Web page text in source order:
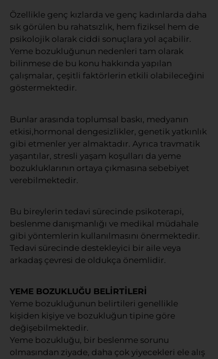
Özellikle genç kızlarda ve genç kadınlarda daha
sık görülen bu rahatsızlık, hem fiziksel hem de
psikolojik olarak ciddi sonuçlara yol açabilir.
Yeme bozukluğunun nedenleri tam olarak
bilinmese de bu konu hakkında yapılan
çalışmalar, çeşitli faktörlerin etkili olabileceğini
göstermektedir.
Bunlar arasında toplumsal baskı, medyanın
etkisi,hormonal dengesizlikler, genetik yatkınlık
gibi etmenler yer almaktadır. Ayrıca travmatik
yaşantılar, stresli yaşam koşulları da yeme
bozukluklarının ortaya çıkmasına sebebiyet
verebilmektedir.
Bu bireylerin tedavi sürecinde psikoterapi,
beslenme danışmanlığı ve medikal müdahale
gibi yöntemlerin kullanılmasını önermektedir.
Tedavi sürecinde destekleyici bir aile veya
arkadaş çevresi de oldukça önemlidir.
YEME BOZUKLUĞU BELİRTİLERİ
Yeme bozukluğunun belirtileri genellikle
kişiden kişiye ve bozukluğun tipine göre
değişebilmektedir.
Yeme bozukluğu, bir beslenme sorunu
olmasından ziyade, daha çok yiyecekleri ele alış